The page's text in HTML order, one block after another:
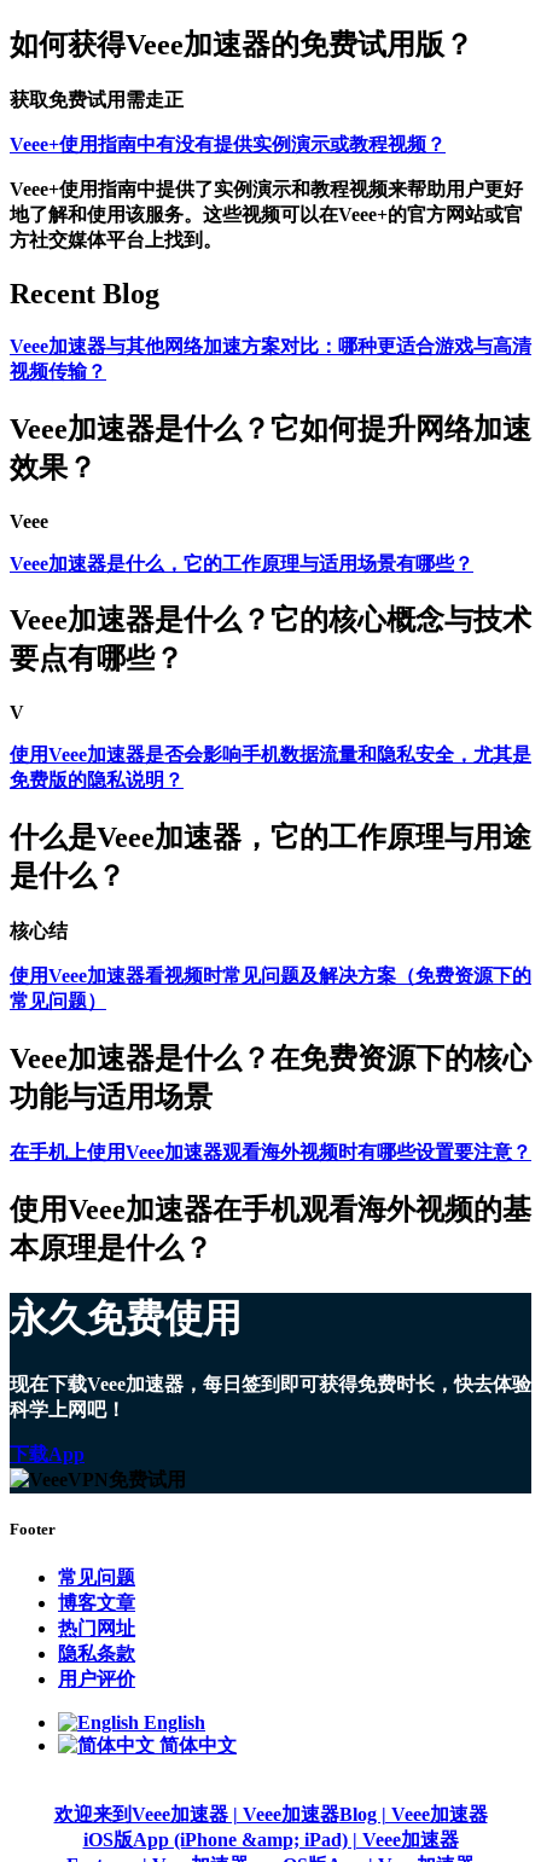
如何获得Veee加速器的免费试用版？
获取免费试用需走正
Veee+使用指南中有没有提供实例演示或教程视频？
Veee+使用指南中提供了实例演示和教程视频来帮助用户更好
地了解和使用该服务。这些视频可以在Veee+的官方网站或官
方社交媒体平台上找到。
Recent Blog
Veee加速器与其他网络加速方案对比：哪种更适合游戏与高清
视频传输？
Veee加速器是什么？它如何提升网络加速
效果？
Veee
Veee加速器是什么，它的工作原理与适用场景有哪些？
Veee加速器是什么？它的核心概念与技术
要点有哪些？
V
使用Veee加速器是否会影响手机数据流量和隐私安全，尤其是
免费版的隐私说明？
什么是Veee加速器，它的工作原理与用途
是什么？
核心结
使用Veee加速器看视频时常见问题及解决方案（免费资源下的
常见问题）
Veee加速器是什么？在免费资源下的核心
功能与适用场景
在手机上使用Veee加速器观看海外视频时有哪些设置要注意？
使用Veee加速器在手机观看海外视频的基
本原理是什么？
永久免费使用
现在下载Veee加速器，每日签到即可获得免费时长，快去体验
科学上网吧！
下载App
Footer
常见问题
博客文章
热门网址
隐私条款
用户评价
English
简体中文
欢迎来到Veee加速器 | Veee加速器Blog | Veee加速器
iOS版App (iPhone &amp; iPad) | Veee加速器